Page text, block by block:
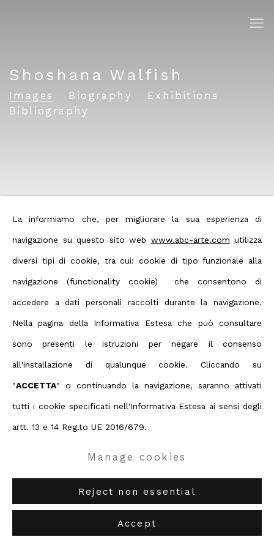
Shoshana Walfish
Images Biography
Exhibitions
Bibliography
La informiamo che, per migliorare la sua esperienza di
navigazione su questo sito web www.abc-arte.com utilizza
diversi tipi di cookie, tra cui: cookie di tipo funzionale alla
navigazione (functionality cookie) che consentono di
accedere a dati personali raccolti durante la navigazione.
Nella pagina della Informativa Estesa che può consultare
sono presenti le istruzioni per negare il consenso
all'installazione di qualunque cookie. Cliccando su
"ACCETTA" o continuando la navigazione, saranno attivati
tutti i cookie specificati nell'Informativa Estesa ai sensi degli
artt. 13 e 14 Reg.to UE 2016/679.
Manage cookies
Reject non essential
Accept